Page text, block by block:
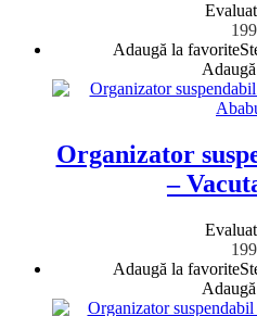
Adaugă la favorite
Organizator
–
Adaugă la favorite